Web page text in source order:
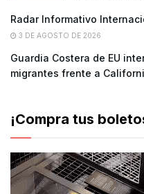
Radar Informativo
3 DE AGOSTO DE 2026
Guardia Costera de EU
migrantes frente a
¡Compra tus